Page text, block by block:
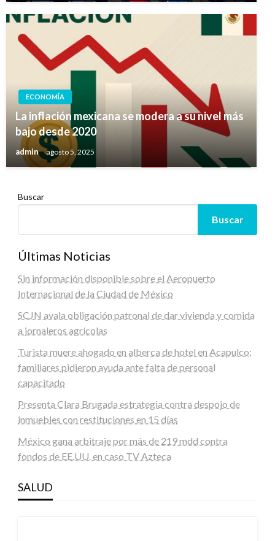
ECONOMÍA
La inflación mexicana se modera a su nivel más
bajo desde 2020
admin agosto 5, 2025
Buscar
Buscar
Últimas Noticias
Sin información disponible sobre el Aeropuerto
Internacional de la Ciudad de México
SCJN avala obligación patronal de dar vivienda y comida
a jornaleros agrícolas
Turista muere ahogado en alberca de hotel en Acapulco;
familiares pidieron ayuda ante falta de personal
capacitado
Presenta Clara Brugada estrategia contra despojo de
inmuebles con restituciones en 15 días
México gana arbitraje por más de 219 mdd contra
fondos de EE.UU. en caso TV Azteca
SALUD